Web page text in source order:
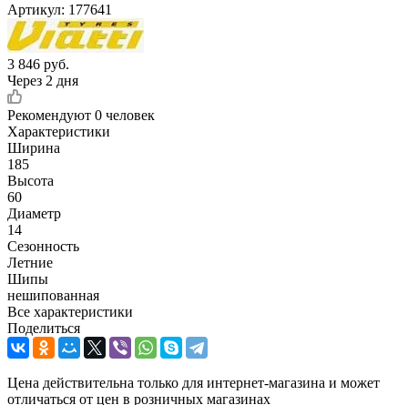
Артикул: 177641
3 846 руб.
Через 2 дня
Рекомендуют 0 человек
Характеристики
Ширина
185
Высота
60
Диаметр
14
Сезонность
Летние
Шипы
нешипованная
Все характеристики
Поделиться
Цена действительна только для интернет-магазина и может
отличаться от цен в розничных магазинах